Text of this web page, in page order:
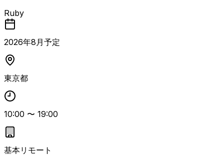
た導入・連携方針の整理から、開発側への仕様連携、プロジ
ェクト推進までを担うプレイングPjM案件。 顧客の業務課
題や現行運用を整理しつつ、対象システムの標準機能・設定
範囲で対応可能な内容を見極め、業務側をシステム標準に合
わせるか、個別要件に応じてカスタマイズ開発を行うかを関
開発要件を開発チームへ共有し、要件定義以降の開発・導入
プロジェクトを推進します。 顧客折衝、要件整理、関係者
調整、進捗・課題管理など、上流工程からプロジェクトマネ
ジメントまで一貫して対応できる方がフィット。 BtoB向け
Webアプリ開発経験と要件定義書作成経験が重視され、Ru
byによるバックエンド開発経験や外部サービス・他社シス
テムとのデータ連携経験があるとよりマッチ。
Ruby
2026年8月予定
東京都
10:00 〜 19:00
基本リモート